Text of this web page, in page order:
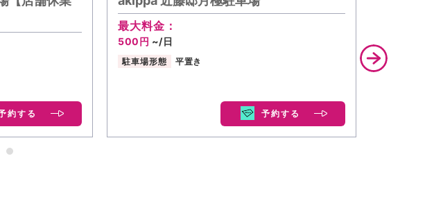
約する
最大料金：
500円 ~/日
駐車場形態 平置き
予約する
最大料金
500円